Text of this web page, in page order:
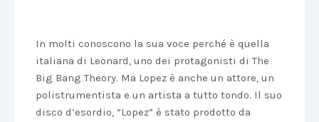
In molti conoscono la sua voce perché è quella
italiana di Leonard, uno dei protagonisti di The
Big Bang Theory. Ma Lopez è anche un attore, un
polistrumentista e un artista a tutto tondo. Il suo
disco d’esordio, “Lopez” è stato prodotto da